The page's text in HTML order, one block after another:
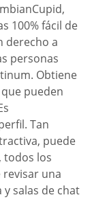
100% fácil de
derecho a
personas
Obtiene
pueden
Tan
puede
todos los
una
salas de chat